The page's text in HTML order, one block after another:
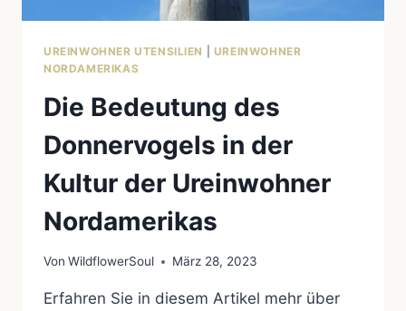
UREINWOHNER UTENSILIEN
UREINWOHNER
NORDAMERIKAS
Die Bedeutung des
Donnervogels in der
Kultur der Ureinwohner
Nordamerikas
Von WildflowerSoul März 28, 2023
Erfahren Sie in diesem Artikel mehr über